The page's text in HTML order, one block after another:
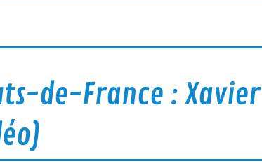
de-France : Xavier